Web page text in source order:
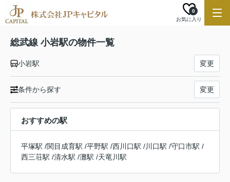
お気に入り
0
総武線 小岩駅の物件一覧
小岩駅 変更
条件から探す 変更
おすすめの駅
平塚駅 /関目成育駅 /平野駅 /西川口駅 /川口駅 /守口市駅 /
西三荘駅 /清水駅 /灘駅 /天竜川駅